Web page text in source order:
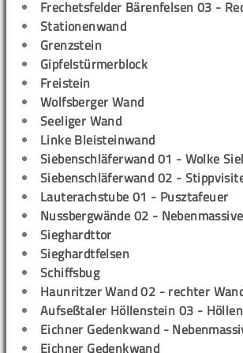
Frechetsfelder Bärenfelsen 03 -
Stationenwand
Grenzstein
Gipfelstürmerblock
Freistein
Wolfsberger Wand
Seeliger Wand
Linke Bleisteinwand
Siebenschläferwand 01 - Wolke
Siebenschläferwand 02 -
Lauterachstube 01 - Pusztafeuer
Nussbergwände 02 - Nebenmassive
Sieghardttor
Sieghardtfelsen
Schiffsbug
Haunritzer Wand 02 - rechter
Aufseßtaler Höllenstein 03 -
Eichner Gedenkwand -
Eichner Gedenkwand